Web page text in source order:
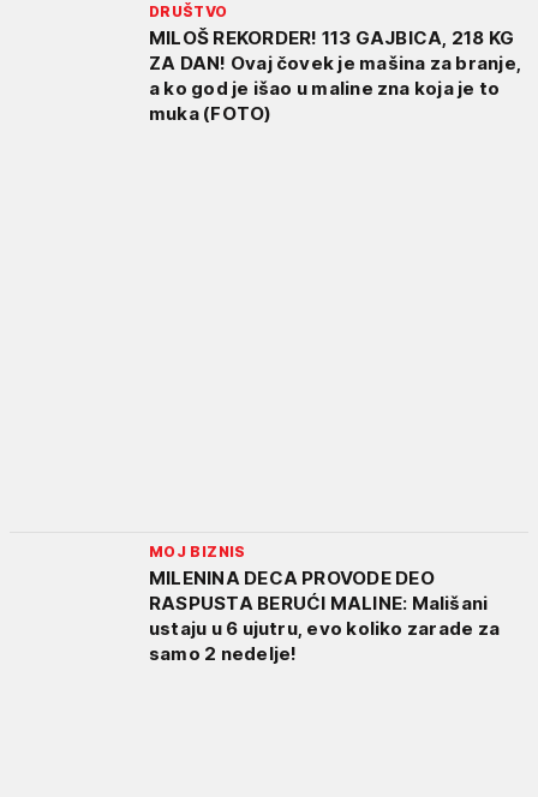
DRUŠTVO
MILOŠ REKORDER! 113 GAJBICA, 218 KG
ZA DAN! Ovaj čovek je mašina za branje,
a ko god je išao u maline zna koja je to
muka (FOTO)
MOJ BIZNIS
MILENINA DECA PROVODE DEO
RASPUSTA BERUĆI MALINE: Mališani
ustaju u 6 ujutru, evo koliko zarade za
samo 2 nedelje!